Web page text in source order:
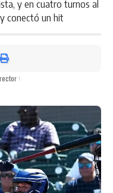
y en cuatro turnos al
conectó un hit